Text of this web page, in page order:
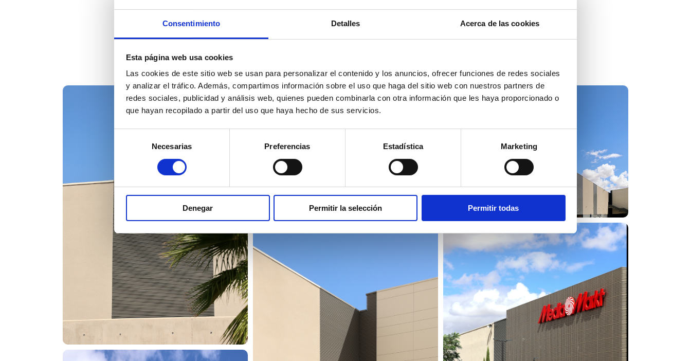
Consentimiento Detalles Acerca de las cookies
Esta página web usa cookies
Las cookies de este sitio web se usan para personalizar el contenido y los anuncios, ofrecer funciones de redes sociales
y analizar el tráfico. Además, compartimos información sobre el uso que haga del sitio web con nuestros partners de
redes sociales, publicidad y análisis web, quienes pueden combinarla con otra información que les haya proporcionado o
que hayan recopilado a partir del uso que haya hecho de sus servicios.
consentimiento
Necesarias Preferencias Estadística Marketing
Denegar Permitir la selección Permitir todas
Resultado obtenido
650 m2 de celosías de lamas instaladas